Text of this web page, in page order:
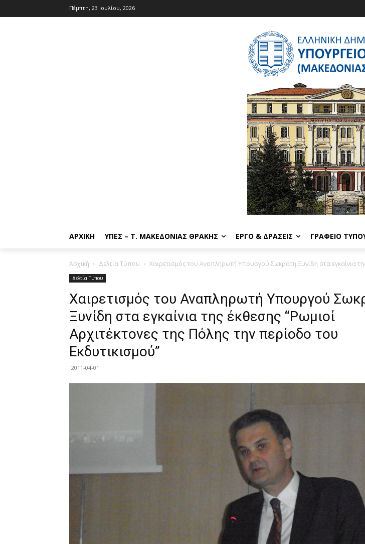
Πέμπτη, 23 Ιουλίου, 2026
ΑΡΧΙΚΉ ΥΠΕΣ – Τ. ΜΑΚΕΔΟΝΊΑΣ ΘΡΆΚΗΣ ΈΡΓΟ & ΔΡΆΣΕΙΣ ΓΡΑΦΕΊΟ
Αρχική Δελτία Τύπου Χαιρετισμός του Αναπληρωτή Υπουργού Σωκράτη Ξυνίδη στα εγκαίνια
Δελτία Τύπου
Χαιρετισμός του Αναπληρωτή Υπουργού
Ξυνίδη στα εγκαίνια της έκθεσης “Ρωμιοί
Αρχιτέκτονες της Πόλης την περίοδο του
Εκδυτικισμού”
2011-04-01